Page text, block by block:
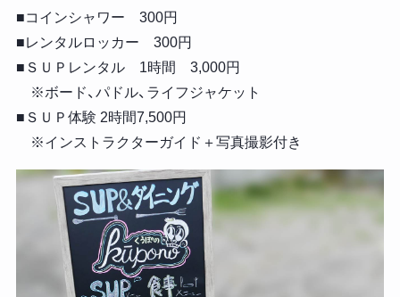
■コインシャワー 300円
■レンタルロッカー 300円
■ＳＵＰレンタル 1時間 3,000円
※ボード、パドル、ライフジャケット
■ＳＵＰ体験 2時間7,500円
※インストラクターガイド＋写真撮影付き